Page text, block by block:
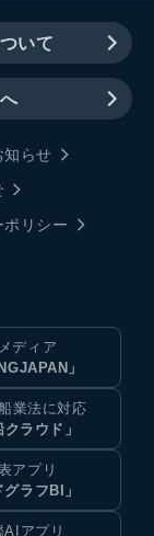
いて
知らせ
ポリシー
ディア
」
業法に対応
クラウド」
アプリ
グラフBI」
AIアプリ